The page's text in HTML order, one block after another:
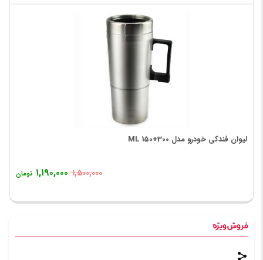
لیوان فندکی خودرو مدل 300+150 ML
۱,۵۰۰,۰۰۰ ۱,۱۹۰,۰۰۰ تومان